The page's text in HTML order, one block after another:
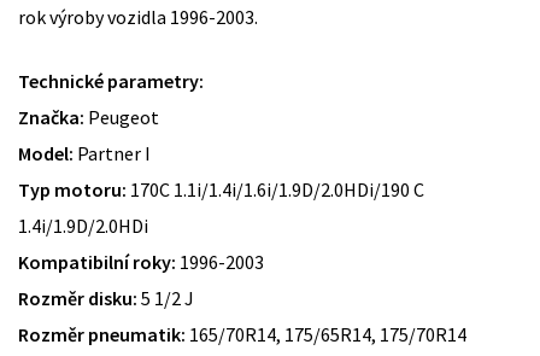
rok výroby vozidla 1996-2003.
Technické parametry:
Značka: Peugeot
Model: Partner I
Typ motoru: 170C 1.1i/1.4i/1.6i/1.9D/2.0HDi/190 C
1.4i/1.9D/2.0HDi
Kompatibilní roky: 1996-2003
Rozměr disku: 5 1/2 J
Rozměr pneumatik: 165/70R14, 175/65R14, 175/70R14